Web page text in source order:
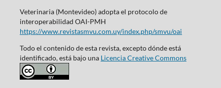
Veterinaria (Montevideo) adopta el protocolo de
interoperabilidad OAI-PMH
https://www.revistasmvu.com.uy/index.php/smvu/oai
Todo el contenido de esta revista, excepto dónde está
identificado, está bajo una Licencia Creative Commons